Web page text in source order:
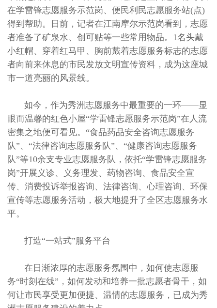
在学雷锋志愿服务示范岗、便民利民志愿服务站(点)
得到帮助。日前，记者在江南摩尔示范岗看到，志愿
者准备了矿泉水、创可贴等一些常用物品。1名头戴
小红帽、穿着红马甲、胸前戴着志愿服务标志的志愿
者向前来休息的市民发放文明宣传资料，成为这座城
市一道亮丽的风景线。
如今，作为秀洲志愿服务中最重要的一环——显
眼而温馨的红色小屋“学雷锋志愿服务示范岗”在人流
密集之地便可看见。“食品药品安全咨询志愿服务
队”、“法律咨询志愿服务队”、“健康咨询志愿服务
队”等10余支专业志愿服务队，依托“学雷锋志愿服务
岗”开展义诊、义务理发、药物咨询、食品安全宣
传、消费投诉举报咨询、法律咨询、心理咨询、环保
宣传等志愿服务活动，极大地提升了全区志愿服务水
平。
打造“一站式”服务平台
在日渐浓厚的志愿服务氛围中，如何使志愿服
务“时刻在线”，如何发动和培养一批志愿者骨干，如
何让市民享受更加便捷、温情的志愿服务，已成为秀